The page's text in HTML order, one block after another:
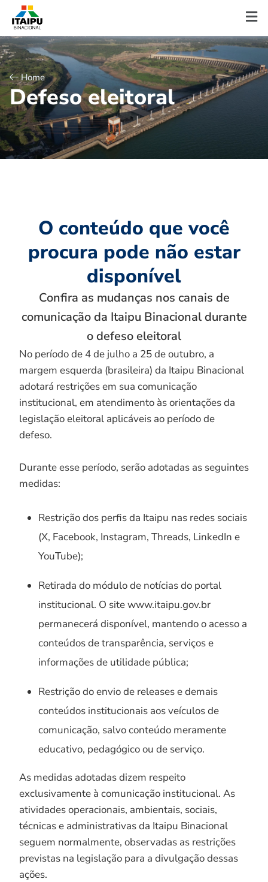
Home
Defeso eleitoral
O conteúdo que você
procura pode não estar
disponível
Confira as mudanças nos canais de
comunicação da Itaipu Binacional durante
o defeso eleitoral
No período de 4 de julho a 25 de outubro, a
margem esquerda (brasileira) da Itaipu Binacional
adotará restrições em sua comunicação
institucional, em atendimento às orientações da
legislação eleitoral aplicáveis ao período de
defeso.
Durante esse período, serão adotadas as seguintes
medidas:
Restrição dos perfis da Itaipu nas redes sociais
(X, Facebook, Instagram, Threads, LinkedIn e
YouTube);
Retirada do módulo de notícias do portal
institucional. O site www.itaipu.gov.br
permanecerá disponível, mantendo o acesso a
conteúdos de transparência, serviços e
informações de utilidade pública;
Restrição do envio de releases e demais
conteúdos institucionais aos veículos de
comunicação, salvo conteúdo meramente
educativo, pedagógico ou de serviço.
As medidas adotadas dizem respeito
exclusivamente à comunicação institucional. As
atividades operacionais, ambientais, sociais,
técnicas e administrativas da Itaipu Binacional
seguem normalmente, observadas as restrições
previstas na legislação para a divulgação dessas
ações.